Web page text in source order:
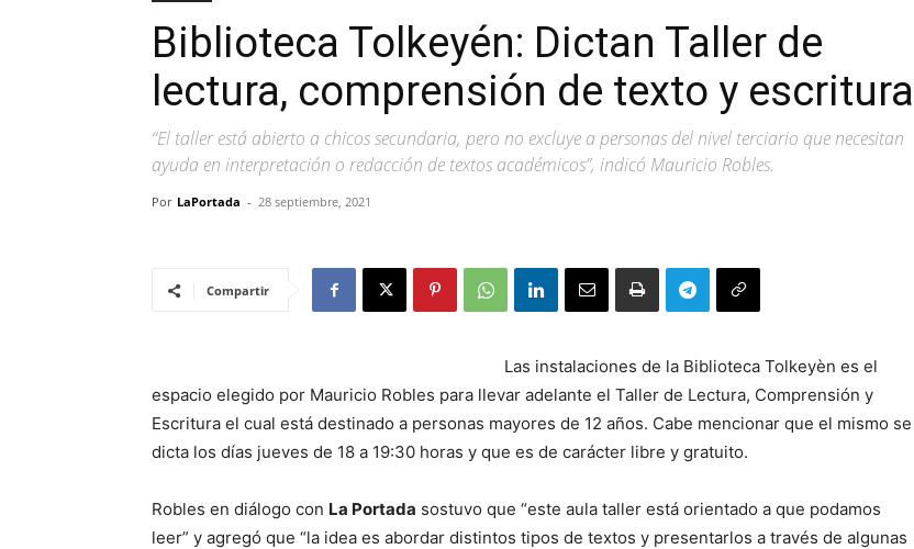
Biblioteca Tolkeyén: Dictan Taller de
lectura, comprensión de texto y escritura
“El taller está abierto a chicos secundaria, pero no excluye a personas del nivel terciario que necesitan
ayuda en interpretación o redacción de textos académicos”, indicó Mauricio Robles.
Por LaPortada - 28 septiembre, 2021
Compartir
Las instalaciones de la Biblioteca Tolkeyèn es el
espacio elegido por Mauricio Robles para llevar adelante el Taller de Lectura, Comprensión y
Escritura el cual está destinado a personas mayores de 12 años. Cabe mencionar que el mismo se
dicta los días jueves de 18 a 19:30 horas y que es de carácter libre y gratuito.
Robles en diálogo con La Portada sostuvo que “este aula taller está orientado a que podamos
leer” y agregó que “la idea es abordar distintos tipos de textos y presentarlos a través de algunas